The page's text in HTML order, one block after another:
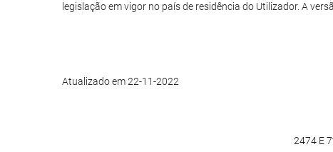
legislação em vigor no país de residência do Utilizador. A
Atualizado em 22-11-2022
2474 E